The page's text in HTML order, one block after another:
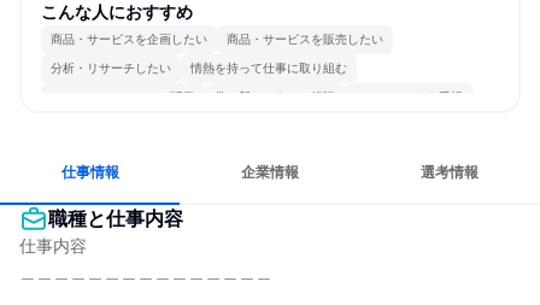
こんな人におすすめ
商品・サービスを企画したい 商品・サービスを販売したい
分析・リサーチしたい 情熱を持って仕事に取り組む
コミュニケーションが活発 常に新しいものに挑戦 チームワークを重視
仕事情報 企業情報 選考情報
職種と仕事内容
仕事内容